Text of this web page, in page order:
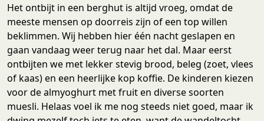
Het ontbijt in een berghut is altijd vroeg, omdat de
meeste mensen op doorreis zijn of een top willen
beklimmen. Wij hebben hier één nacht geslapen en
gaan vandaag weer terug naar het dal. Maar eerst
ontbijten we met lekker stevig brood, beleg (zoet, vlees
of kaas) en een heerlijke kop koffie. De kinderen kiezen
voor de almyoghurt met fruit en diverse soorten
muesli. Helaas voel ik me nog steeds niet goed, maar ik